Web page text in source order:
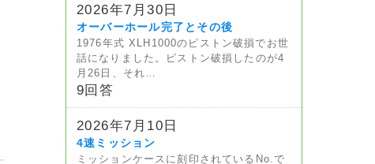
2026年7月30日
オーバーホール完了とその後
1976年式 XLH1000のピストン破損でお世
話になりました。ピストン破損したのが4
月26日、それ…
9回答
2026年7月10日
4速ミッション
ミッションケースに刻印されているNo.で